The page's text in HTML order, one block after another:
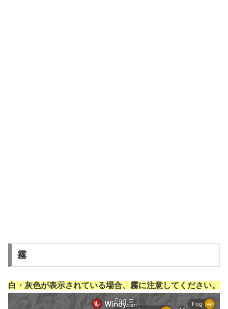
霧
白・灰色が表示されている場合、霧に注意してください。